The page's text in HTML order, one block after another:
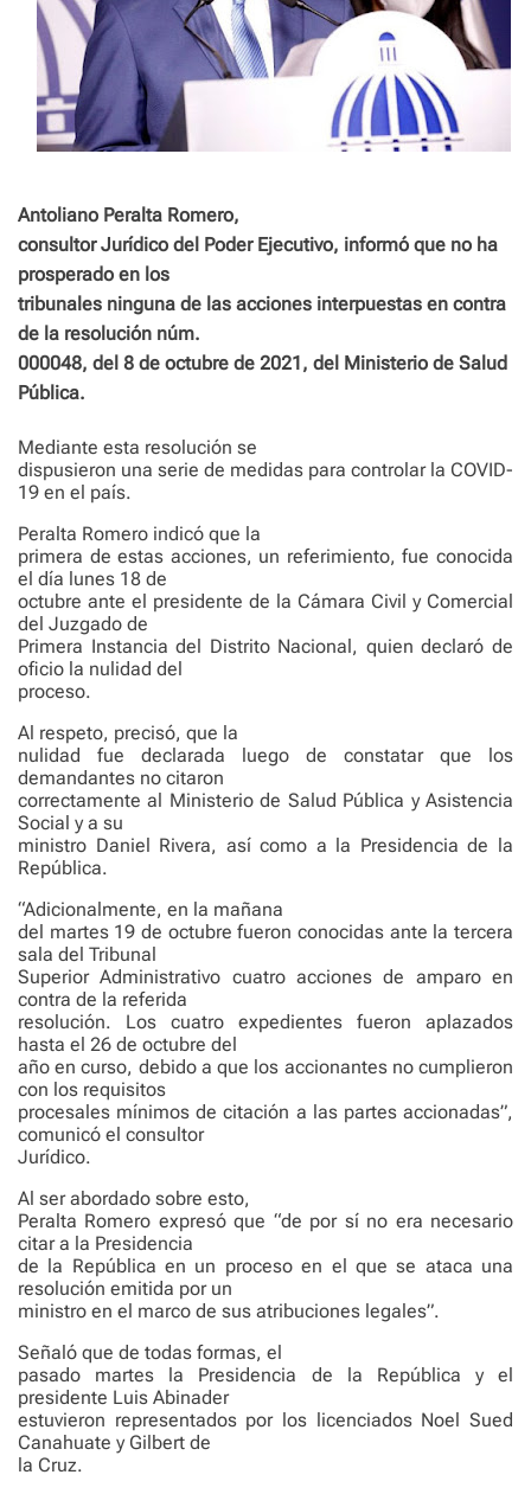
Antoliano Peralta Romero,
consultor Jurídico del Poder Ejecutivo, informó que no ha
prosperado en los
tribunales ninguna de las acciones interpuestas en contra
de la resolución núm.
000048, del 8 de octubre de 2021, del Ministerio de Salud
Pública.
Mediante esta resolución se
dispusieron una serie de medidas para controlar la COVID-
19 en el país.
Peralta Romero indicó que la
primera de estas acciones, un referimiento, fue conocida
el día lunes 18 de
octubre ante el presidente de la Cámara Civil y Comercial
del Juzgado de
Primera Instancia del Distrito Nacional, quien declaró de
oficio la nulidad del
proceso.
Al respeto, precisó, que la
nulidad fue declarada luego de constatar que los
demandantes no citaron
correctamente al Ministerio de Salud Pública y Asistencia
Social y a su
ministro Daniel Rivera, así como a la Presidencia de la
República.
“Adicionalmente, en la mañana
del martes 19 de octubre fueron conocidas ante la tercera
sala del Tribunal
Superior Administrativo cuatro acciones de amparo en
contra de la referida
resolución. Los cuatro expedientes fueron aplazados
hasta el 26 de octubre del
año en curso, debido a que los accionantes no cumplieron
con los requisitos
procesales mínimos de citación a las partes accionadas”,
comunicó el consultor
Jurídico.
Al ser abordado sobre esto,
Peralta Romero expresó que “de por sí no era necesario
citar a la Presidencia
de la República en un proceso en el que se ataca una
resolución emitida por un
ministro en el marco de sus atribuciones legales”.
Señaló que de todas formas, el
pasado martes la Presidencia de la República y el
presidente Luis Abinader
estuvieron representados por los licenciados Noel Sued
Canahuate y Gilbert de
la Cruz.